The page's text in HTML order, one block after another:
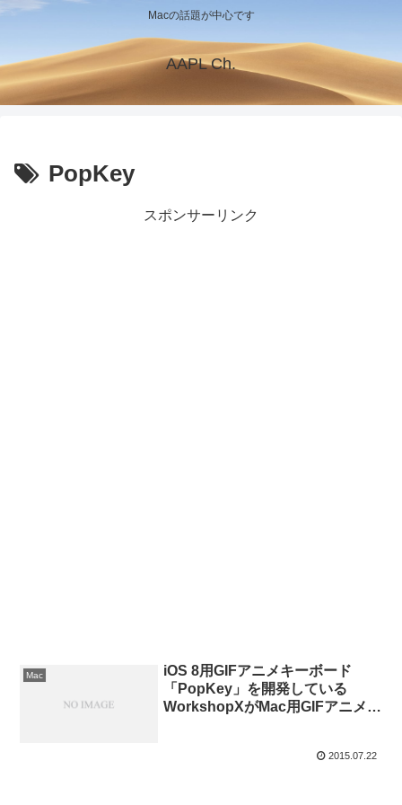
Macの話題が中心です
AAPL Ch.
PopKey
スポンサーリンク
Mac
iOS 8用GIFアニメキーボード
「PopKey」を開発している
WorkshopXがMac用GIFアニメ閲
2015.07.22